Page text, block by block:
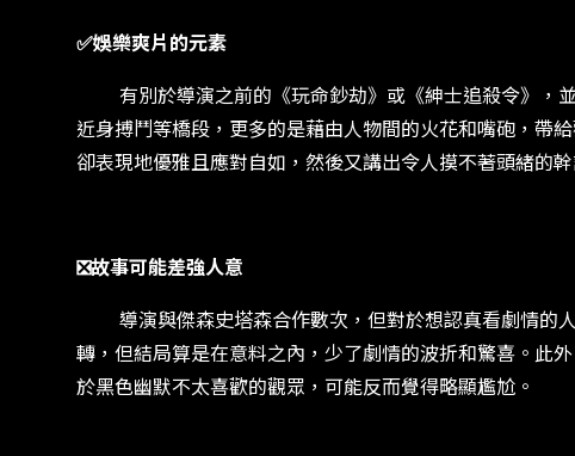
✅娛樂爽片的元素
有別於導演之前的《玩命鈔劫》或《紳士追殺令》，並
近身搏鬥等橋段，更多的是藉由人物間的火花和嘴砲，帶
卻表現地優雅且應對自如，然後又講出令人摸不著頭緒的
❎故事可能差強人意
導演與傑森史塔森合作數次，但對於想認真看劇情的人
轉，但結局算是在意料之內，少了劇情的波折和驚喜。此
於黑色幽默不太喜歡的觀眾，可能反而覺得略顯尷尬。